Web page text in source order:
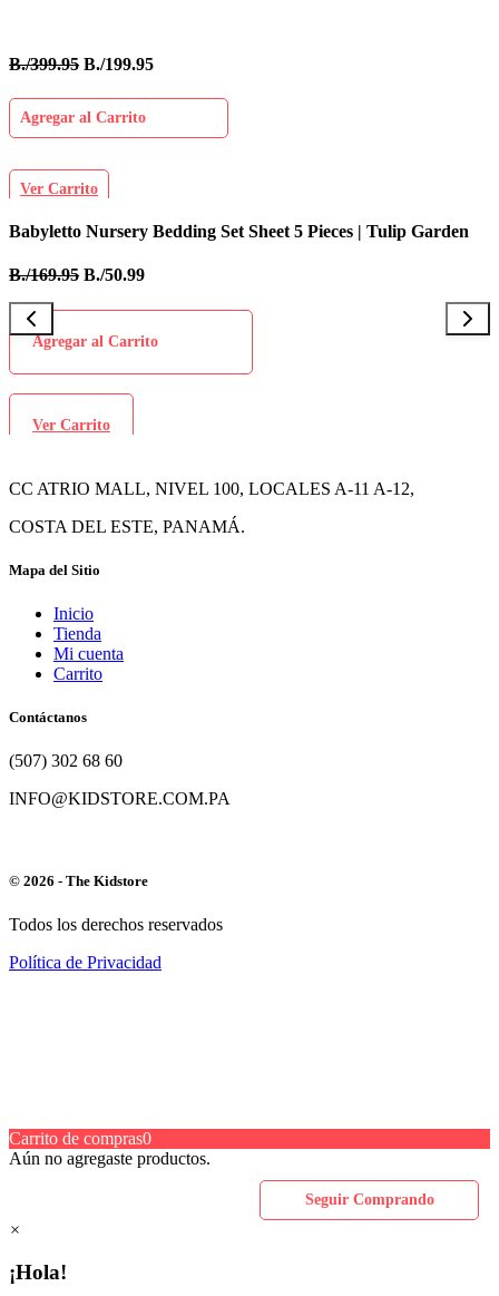
B./399.95 B./199.95
Agregar al Carrito
Ver Carrito
Babyletto Nursery Bedding Set Sheet 5 Pieces | Tulip Garden
B./169.95 B./50.99
Agregar al Carrito
Ver Carrito
CC ATRIO MALL, NIVEL 100, LOCALES A-11 A-12,
COSTA DEL ESTE, PANAMÁ.
Mapa del Sitio
Inicio
Tienda
Mi cuenta
Carrito
Contáctanos
(507) 302 68 60
INFO@KIDSTORE.COM.PA
© 2026 - The Kidstore
Todos los derechos reservados
Política de Privacidad
Carrito de compras0
Aún no agregaste productos.
Seguir Comprando
×
¡Hola!